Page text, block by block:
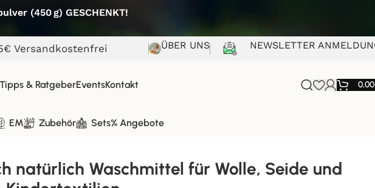
(450 g) GESCHENKT!
Versandkostenfrei ÜBER UNS NEWSLETTER
Tipps & RatgeberEventsKontakt
EM Zubehör Sets% Angebote
natürlich Waschmittel für Wolle, Seide und